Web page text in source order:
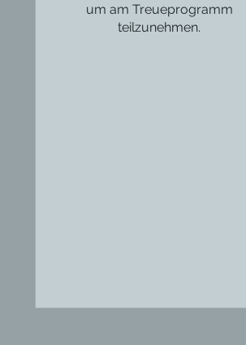
um am Treueprogramm
teilzunehmen.